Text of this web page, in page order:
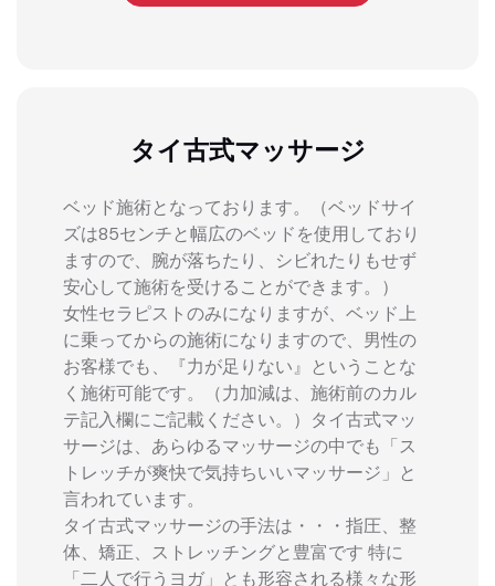
タイ古式マッサージ
ベッド施術となっております。（ベッドサイ
ズは85センチと幅広のベッドを使用しており
ますので、腕が落ちたり、シビれたりもせず
安心して施術を受けることができます。）
女性セラピストのみになりますが、ベッド上
に乗ってからの施術になりますので、男性の
お客様でも、『力が足りない』ということな
く施術可能です。（力加減は、施術前のカル
テ記入欄にご記載ください。）タイ古式マッ
サージは、あらゆるマッサージの中でも「ス
トレッチが爽快で気持ちいいマッサージ」と
言われています。
タイ古式マッサージの手法は・・・指圧、整
体、矯正、ストレッチングと豊富です 特に
「二人で行うヨガ」とも形容される様々な形